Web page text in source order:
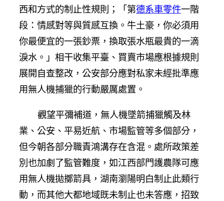
西和方式的制止性規則；「第德系車零件一階
段：情感對等與質感互換。牛土豪，你必須用
你最便宜的一張鈔票，換取張水瓶最貴的一滴
淚水。」相干收集平臺、買賣市場應根據規則
展開自查整改，公安部分應對私家未經批準應
用無人機捕獵的行動嚴厲處置。
觀望平彌補道，無人機墜箭捕獵觸及林
業、公安、平易近航、市場監管等多個部分，
但今朝各部分職責鴻溝存在含混。處所政策差
別也加劇了監管難度，如江西部門護農隊可應
用無人機拋擲箭具，湖南瀏陽明白制止此類行
動，而其他大都地域既未制止也未答應，招致